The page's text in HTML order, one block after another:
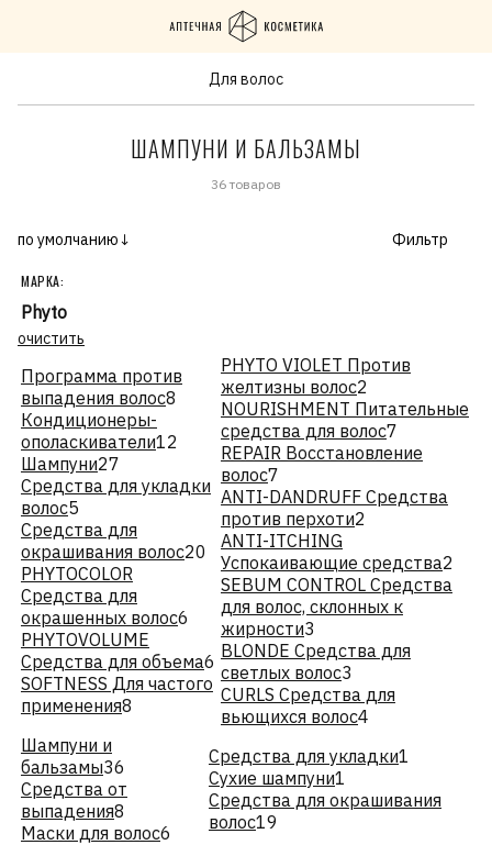
Для волос
ШАМПУНИ И БАЛЬЗАМЫ
36 товаров
по умолчанию↓ Фильтр
МАРКА:
Phyto
очистить
Программа против
выпадения волос8
Кондиционеры-
ополаскиватели12
Шампуни27
Средства для укладки
волос5
Средства для
окрашивания волос20
PHYTOCOLOR
Средства для
окрашенных волос6
PHYTOVOLUME
Средства для объема6
SOFTNESS Для частого
применения8
PHYTO VIOLET Против
желтизны волос2
NOURISHMENT Питательные
средства для волос7
REPAIR Восстановление
волос7
ANTI-DANDRUFF Средства
против перхоти2
ANTI-ITCHING
Успокаивающие средства2
SEBUM CONTROL Средства
для волос, склонных к
жирности3
BLONDE Средства для
светлых волос3
CURLS Средства для
вьющихся волос4
Шампуни и
бальзамы36
Средства от
выпадения8
Маски для волос6
Средства для укладки1
Сухие шампуни1
Средства для окрашивания
волос19